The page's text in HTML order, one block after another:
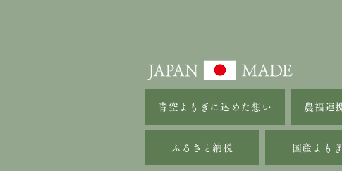
青空よもぎに込めた想い 農福連
ふるさと納税 国産よも